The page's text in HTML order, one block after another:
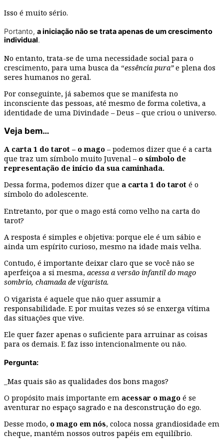
Isso é muito sério.
Portanto, a iniciação não se trata apenas de um crescimento
individual.
No entanto, trata-se de uma necessidade social para o
crescimento, para uma busca da “essência pura”e plena dos
seres humanos no geral.
Por conseguinte, já sabemos que se manifesta no
inconsciente das pessoas, até mesmo de forma coletiva, a
identidade de uma Divindade – Deus – que criou o universo.
Veja bem…
A carta 1 do tarot – o mago – podemos dizer que é a carta
que traz um símbolo muito Juvenal – o símbolo de
representação de início da sua caminhada.
Dessa forma, podemos dizer que a carta 1 do tarot é o
símbolo do adolescente.
Entretanto, por que o mago está como velho na carta do
tarot?
A resposta é simples e objetiva: porque ele é um sábio e
ainda um espírito curioso, mesmo na idade mais velha.
Contudo, é importante deixar claro que se você não se
aperfeiçoa a si mesma, acessa a versão infantil do mago
sombrio, chamada de vigarista.
O vigarista é aquele que não quer assumir a
responsabilidade. E por muitas vezes só se enxerga vítima
das situações que vive.
Ele quer fazer apenas o suficiente para arruinar as coisas
para os demais. E faz isso intencionalmente ou não.
Pergunta:
_Mas quais são as qualidades dos bons magos?
O propósito mais importante em acessar o mago é se
aventurar no espaço sagrado e na desconstrução do ego.
Desse modo, o mago em nós, coloca nossa grandiosidade em
cheque, mantém nossos outros papéis em equilíbrio.